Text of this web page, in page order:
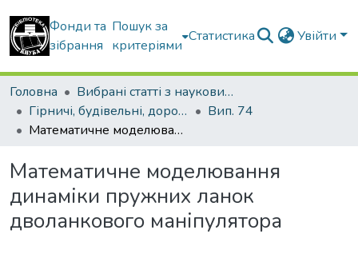
Фонди та
зібрання
Пошук за
критеріями
Статистика Увійти
Головна
Вибрані статті з наукових збірників КНУБА
Гірничі, будівельні, дорожні та меліоративні машини
Вип. 74
Математичне моделювання динаміки пружних ланок дволанкового маніпулятора
Математичне моделювання
динаміки пружних ланок
дволанкового маніпулятора